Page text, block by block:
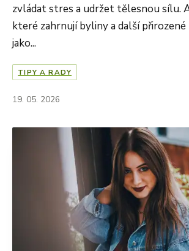
zvládat stres a udržet tělesnou sílu.
které zahrnují byliny a další přirozené
jako...
TIPY A RADY
19. 05. 2026